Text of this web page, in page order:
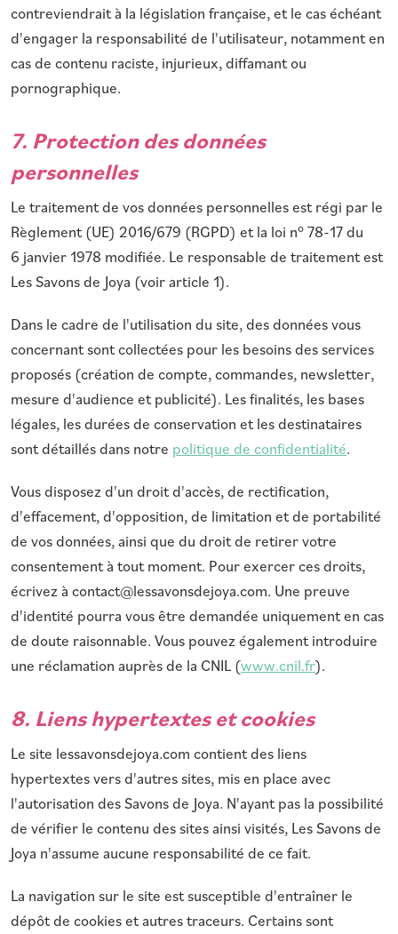
contreviendrait à la législation française, et le cas échéant
d'engager la responsabilité de l'utilisateur, notamment en
cas de contenu raciste, injurieux, diffamant ou
pornographique.
7. Protection des données
personnelles
Le traitement de vos données personnelles est régi par le
Règlement (UE) 2016/679 (RGPD) et la loi n° 78-17 du
6 janvier 1978 modifiée. Le responsable de traitement est
Les Savons de Joya (voir article 1).
Dans le cadre de l'utilisation du site, des données vous
concernant sont collectées pour les besoins des services
proposés (création de compte, commandes, newsletter,
mesure d'audience et publicité). Les finalités, les bases
légales, les durées de conservation et les destinataires
sont détaillés dans notre politique de confidentialité.
Vous disposez d'un droit d'accès, de rectification,
d'effacement, d'opposition, de limitation et de portabilité
de vos données, ainsi que du droit de retirer votre
consentement à tout moment. Pour exercer ces droits,
écrivez à contact@lessavonsdejoya.com. Une preuve
d'identité pourra vous être demandée uniquement en cas
de doute raisonnable. Vous pouvez également introduire
une réclamation auprès de la CNIL (www.cnil.fr).
8. Liens hypertextes et cookies
Le site lessavonsdejoya.com contient des liens
hypertextes vers d'autres sites, mis en place avec
l'autorisation des Savons de Joya. N'ayant pas la possibilité
de vérifier le contenu des sites ainsi visités, Les Savons de
Joya n'assume aucune responsabilité de ce fait.
La navigation sur le site est susceptible d'entraîner le
dépôt de cookies et autres traceurs. Certains sont